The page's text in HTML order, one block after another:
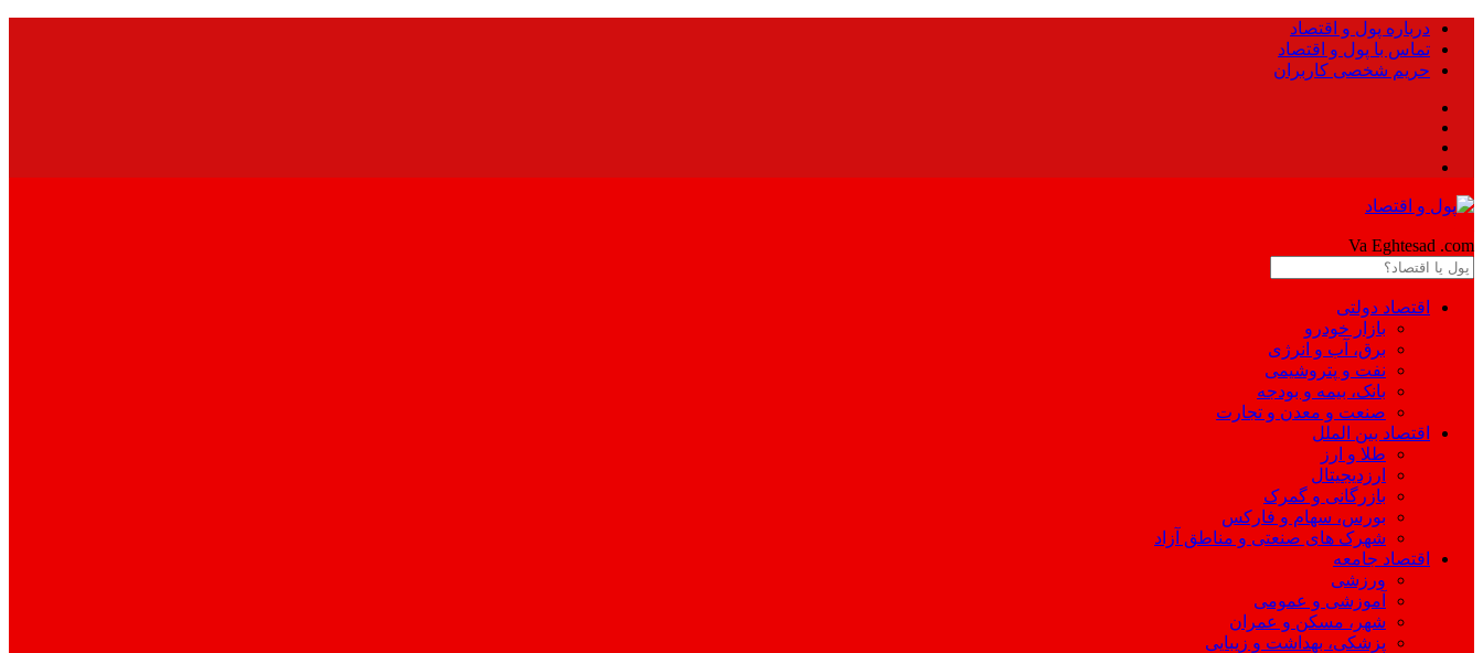
درباره پول و اقتصاد
تماس با پول و اقتصاد
حریم شخصی کاربران
Va Eghtesad .com
اقتصاد دولتی
بازار خودرو
برق، آب و انرژی
نفت و پتروشیمی
بانک، بیمه و بودجه
صنعت و معدن و تجارت
اقتصاد بین الملل
طلا و ارز
ارزدیجیتال
بازرگانی و گمرک
بورس، سهام و فارکس
شهرک های صنعتی و مناطق آزاد
اقتصاد جامعه
ورزشی
آموزشی و عمومی
شهر، مسکن و عمران
پزشکی، بهداشت و زیبایی